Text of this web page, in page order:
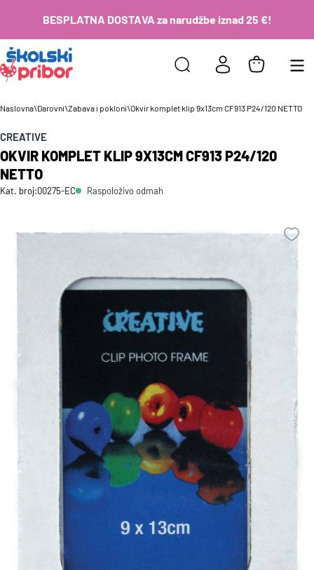
BESPLATNA DOSTAVA za narudžbe iznad 25 €!
Naslovna\Darovni\Zabava i pokloni\Okvir komplet klip 9x13cm CF913 P24/120 NETTO
CREATIVE
OKVIR KOMPLET KLIP 9X13CM CF913 P24/120
NETTO
Kat. broj:00275-EC Raspoloživo odmah